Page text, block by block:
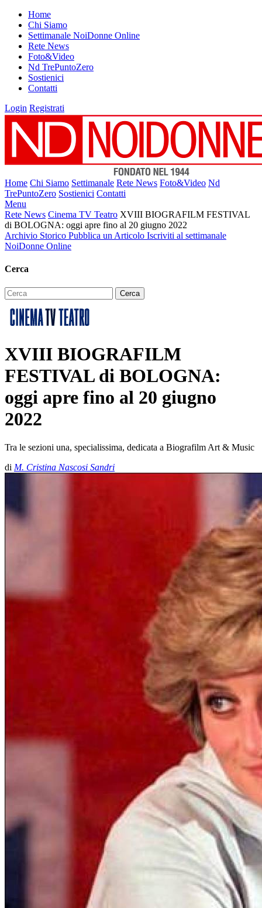
Home
Chi Siamo
Settimanale NoiDonne Online
Rete News
Foto&Video
Nd TrePuntoZero
Sostienici
Contatti
Login Registrati
Home Chi Siamo Settimanale Rete News Foto&Video Nd
TrePuntoZero Sostienici Contatti
Menu
Rete News Cinema TV Teatro XVIII BIOGRAFILM FESTIVAL
di BOLOGNA: oggi apre fino al 20 giugno 2022
Archivio Storico Pubblica un Articolo Iscriviti al settimanale
NoiDonne Online
Cerca
XVIII BIOGRAFILM
FESTIVAL di BOLOGNA:
oggi apre fino al 20 giugno
2022
Tra le sezioni una, specialissima, dedicata a Biografilm Art & Music
di M. Cristina Nascosi Sandri